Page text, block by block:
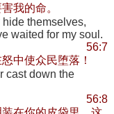
我的命。
themselves,
waited for my soul.
56:7
中使众民堕落！
cast down the
56:8